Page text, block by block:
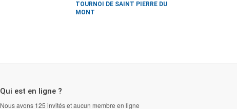
TOURNOI DE SAINT PIERRE DU
MONT
Qui est en ligne ?
Nous avons 125 invités et aucun membre en ligne